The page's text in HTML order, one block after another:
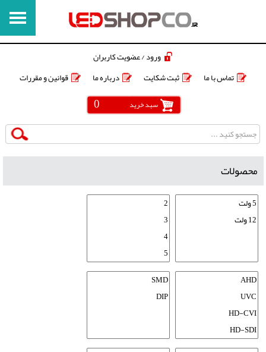
ورود / عضویت کاربران
تماس با ما
ثبت شکایت درباره ما قوانین و مقررات
سبد خرید 0
محصولات